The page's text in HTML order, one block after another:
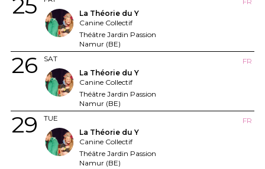
25
La Théorie du Y
Canine Collectif
Théâtre Jardin Passion
Namur (BE)
SAT
26
FR
La Théorie du Y
Canine Collectif
Théâtre Jardin Passion
Namur (BE)
TUE
29
FR
La Théorie du Y
Canine Collectif
Théâtre Jardin Passion
Namur (BE)